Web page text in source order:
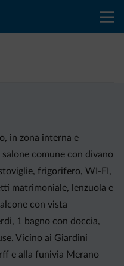
in zona interna e
comune con divano
frigorifero, WI-FI,
matrimoniale, lenzuola e
con vista
1 bagno con doccia,
Vicino ai Giardini
e alla funivia Merano